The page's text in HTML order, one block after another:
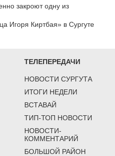
закроют одну из
Игоря Киртбая» в Сургуте
ТЕЛЕПЕРЕДАЧИ
НОВОСТИ СУРГУТА
ИТОГИ НЕДЕЛИ
ВСТАВАЙ
ТИП-ТОП НОВОСТИ
НОВОСТИ-
КОММЕНТАРИЙ
БОЛЬШОЙ РАЙОН